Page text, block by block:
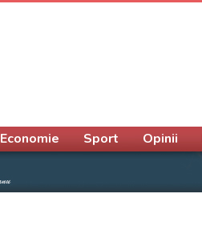
Economie Sport Opinii